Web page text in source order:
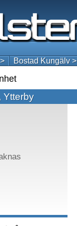
Bostad Kungälv >
Ytterby